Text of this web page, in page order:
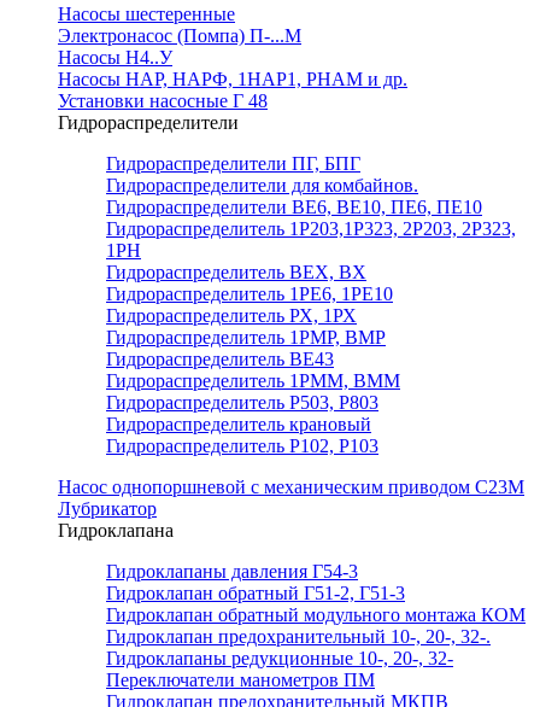
Насосы шестеренные
Электронасос (Помпа) П-...М
Насосы Н4..У
Насосы НАР, НАРФ, 1НАР1, РНАМ и др.
Установки насосные Г 48
Гидрораспределители
Гидрораспределители ПГ, БПГ
Гидрораспределители для комбайнов.
Гидрораспределители ВЕ6, ВЕ10, ПЕ6, ПЕ10
Гидрораспределитель 1Р203,1Р323, 2Р203, 2Р323,
1РН
Гидрораспределитель ВЕХ, ВХ
Гидрораспределитель 1РЕ6, 1РЕ10
Гидрораспределитель РХ, 1РХ
Гидрораспределитель 1РМР, ВМР
Гидрораспределитель ВЕ43
Гидрораспределитель 1РММ, ВММ
Гидрораспределитель Р503, Р803
Гидрораспределитель крановый
Гидрораспределитель Р102, Р103
Насос однопоршневой с механическим приводом С23М
Лубрикатор
Гидроклапана
Гидроклапаны давления Г54-3
Гидроклапан обратный Г51-2, Г51-3
Гидроклапан обратный модульного монтажа КОМ
Гидроклапан предохранительный 10-, 20-, 32-.
Гидроклапаны редукционные 10-, 20-, 32-
Переключатели манометров ПМ
Гидроклапан предохранительный МКПВ